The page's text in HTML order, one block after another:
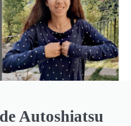
Autoshiatsu